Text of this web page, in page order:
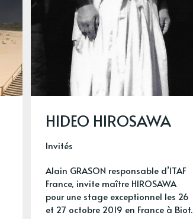
HIDEO HIROSAWA
Invités
Alain GRASON responsable d’ITAF
France, invite maître HIROSAWA
pour une stage exceptionnel les 26
et 27 octobre 2019 en France à Biot.